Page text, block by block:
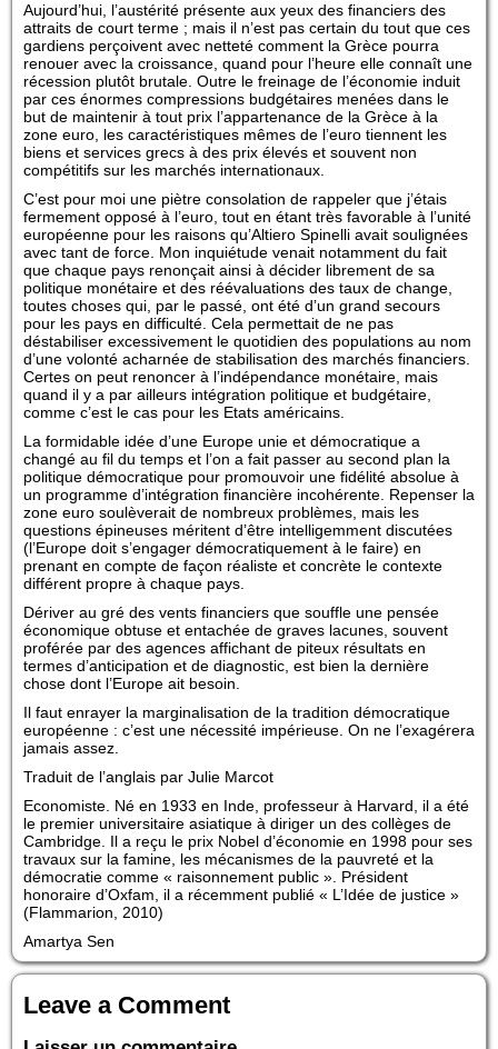
Aujourd’hui, l’austérité présente aux yeux des financiers des
attraits de court terme ; mais il n’est pas certain du tout que ces
gardiens perçoivent avec netteté comment la Grèce pourra
renouer avec la croissance, quand pour l’heure elle connaît une
récession plutôt brutale. Outre le freinage de l’économie induit
par ces énormes compressions budgétaires menées dans le
but de maintenir à tout prix l’appartenance de la Grèce à la
zone euro, les caractéristiques mêmes de l’euro tiennent les
biens et services grecs à des prix élevés et souvent non
compétitifs sur les marchés internationaux.
C’est pour moi une piètre consolation de rappeler que j’étais
fermement opposé à l’euro, tout en étant très favorable à l’unité
européenne pour les raisons qu’Altiero Spinelli avait soulignées
avec tant de force. Mon inquiétude venait notamment du fait
que chaque pays renonçait ainsi à décider librement de sa
politique monétaire et des réévaluations des taux de change,
toutes choses qui, par le passé, ont été d’un grand secours
pour les pays en difficulté. Cela permettait de ne pas
déstabiliser excessivement le quotidien des populations au nom
d’une volonté acharnée de stabilisation des marchés financiers.
Certes on peut renoncer à l’indépendance monétaire, mais
quand il y a par ailleurs intégration politique et budgétaire,
comme c’est le cas pour les Etats américains.
La formidable idée d’une Europe unie et démocratique a
changé au fil du temps et l’on a fait passer au second plan la
politique démocratique pour promouvoir une fidélité absolue à
un programme d’intégration financière incohérente. Repenser la
zone euro soulèverait de nombreux problèmes, mais les
questions épineuses méritent d’être intelligemment discutées
(l’Europe doit s’engager démocratiquement à le faire) en
prenant en compte de façon réaliste et concrète le contexte
différent propre à chaque pays.
Dériver au gré des vents financiers que souffle une pensée
économique obtuse et entachée de graves lacunes, souvent
proférée par des agences affichant de piteux résultats en
termes d’anticipation et de diagnostic, est bien la dernière
chose dont l’Europe ait besoin.
Il faut enrayer la marginalisation de la tradition démocratique
européenne : c’est une nécessité impérieuse. On ne l’exagérera
jamais assez.
Traduit de l’anglais par Julie Marcot
Economiste. Né en 1933 en Inde, professeur à Harvard, il a été
le premier universitaire asiatique à diriger un des collèges de
Cambridge. Il a reçu le prix Nobel d’économie en 1998 pour ses
travaux sur la famine, les mécanismes de la pauvreté et la
démocratie comme « raisonnement public ». Président
honoraire d’Oxfam, il a récemment publié « L’Idée de justice »
(Flammarion, 2010)
Amartya Sen
Leave a Comment